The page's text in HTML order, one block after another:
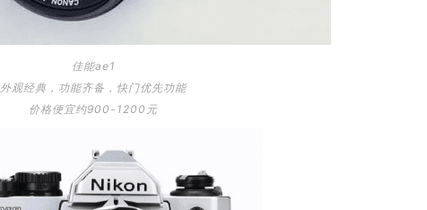
佳能ae1
外观经典，功能齐备，快门优先功能
价格便宜约900-1200元